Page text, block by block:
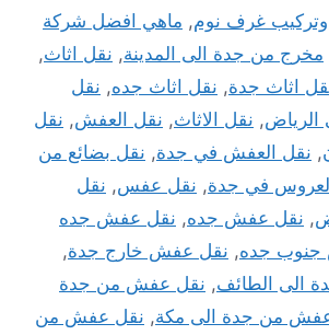
غرف نوم, ماهي افضل شركة
مخرج من جدة الى المدينة, نقل اثاث,
اثاث جدة, نقل اثاث جده, نقل
الرياض, نقل الاثاث, نقل العفش, نقل
, نقل العفش في جدة, نقل بضائع من
في جدة, نقل عفس, نقل
, نقل عفش جده, نقل عفش جده
جده, نقل عفش خارج جدة,
الى الطائف, نقل عفش من جدة
من جدة الى مكة, نقل عفش من